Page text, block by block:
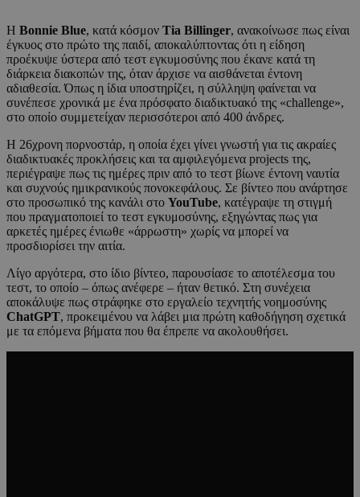
Η Bonnie Blue, κατά κόσμον Tia Billinger, ανακοίνωσε πως είναι
έγκυος στο πρώτο της παιδί, αποκαλύπτοντας ότι η είδηση
προέκυψε ύστερα από τεστ εγκυμοσύνης που έκανε κατά τη
διάρκεια διακοπών της, όταν άρχισε να αισθάνεται έντονη
αδιαθεσία. Όπως η ίδια υποστηρίζει, η σύλληψη φαίνεται να
συνέπεσε χρονικά με ένα πρόσφατο διαδικτυακό της «challenge»,
στο οποίο συμμετείχαν περισσότεροι από 400 άνδρες.
Η 26χρονη πορνοστάρ, η οποία έχει γίνει γνωστή για τις ακραίες
διαδικτυακές προκλήσεις και τα αμφιλεγόμενα projects της,
περιέγραψε πως τις ημέρες πριν από το τεστ βίωνε έντονη ναυτία
και συχνούς ημικρανικούς πονοκεφάλους. Σε βίντεο που ανάρτησε
στο προσωπικό της κανάλι στο YouTube, κατέγραψε τη στιγμή
που πραγματοποιεί το τεστ εγκυμοσύνης, εξηγώντας πως για
αρκετές ημέρες ένιωθε «άρρωστη» χωρίς να μπορεί να
προσδιορίσει την αιτία.
Λίγο αργότερα, στο ίδιο βίντεο, παρουσίασε το αποτέλεσμα του
τεστ, το οποίο – όπως ανέφερε – ήταν θετικό. Στη συνέχεια
αποκάλυψε πως στράφηκε στο εργαλείο τεχνητής νοημοσύνης
ChatGPT, προκειμένου να λάβει μια πρώτη καθοδήγηση σχετικά
με τα επόμενα βήματα που θα έπρεπε να ακολουθήσει.